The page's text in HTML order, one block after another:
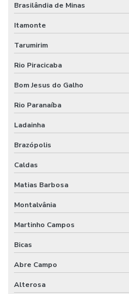
Brasilândia de Minas
Itamonte
Tarumirim
Rio Piracicaba
Bom Jesus do Galho
Rio Paranaíba
Ladainha
Brazópolis
Caldas
Matias Barbosa
Montalvânia
Martinho Campos
Bicas
Abre Campo
Alterosa